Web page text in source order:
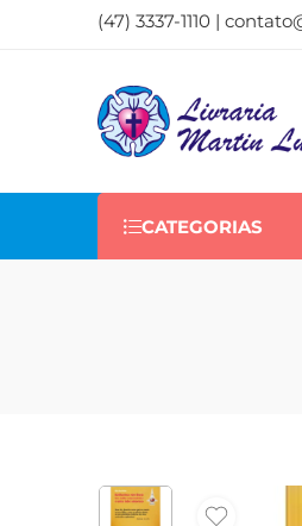
(47) 3337-1110 |
CATEGORIAS